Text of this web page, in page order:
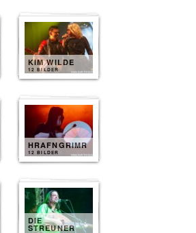
KIM WILDE
12 BILDER
HRAFNGRIMR
12 BILDER
DIE
STREUNER